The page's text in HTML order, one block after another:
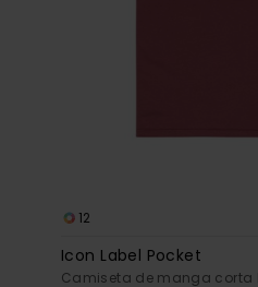
12
Icon Label Pocket
Camiseta de manga corta